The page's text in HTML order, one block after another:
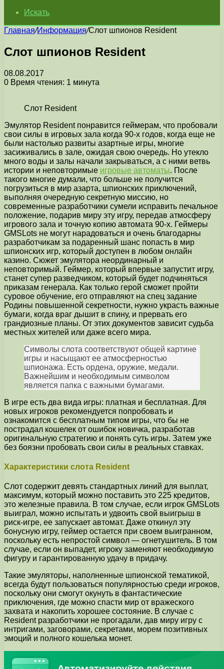
Искать
Главная/Информация/Слот шпионов Resident
Слот шпионов Resident
08.08.2017
0 Время чтения: 1 минута
Слот Resident
Эмулятор Resident понравится геймерам, что пробовали
свои силы в игровых зала когда 90-х годов, когда еще не
были настолько развиты азартные игры, многие
засиживались в зале, ожидая свою очередь. Но утекло
много воды и залы начали закрываться, а с ними ветвь
истории и неповторимые игровые автоматы. После
такого многие думали, что больше не получится
погрузиться в мир азарта, шпионских приключений,
выполняя очередную секретную миссию, но
современные разработчики сумели исправить печальное
положение, подарив миру эту игру, передав атмосферу
игрового зала и точную копию автомата 90-х. Геймеры
GMSLots не могут нарадоваться и очень благодарны
разработчикам за подаренный шанс попасть в мир
шпионских игр, который доступен в любом онлайн
казино. Сюжет эмулятора неординарный и
неповторимый. Геймер, который впервые запустит игру,
станет супер разведчиком, который будет подчиняться
приказам генерала. Как только герой сможет пройти
суровое обучение, его отправляют на спец задание
Родины повышенной секретности, нужно украсть важные
бумаги, когда враг дышит в спину, и прервать его
грандиозные планы. От этих документов зависит судьба
местных жителей или даже всего мира.
Символы слота соответствуют общей картине
игры и насыщают ее атмосферностью
шпионажа. Есть ордена, оружие, медали.
Важнейшим и необходимым символом
является папка с важными бумагами.
В игре есть два вида игры: платная и бесплатная. Для
новых игроков рекомендуется попробовать и
ознакомится с бесплатным типом игры, что бы не
пострадал кошелек от ошибок новичка, разработав
оригинальную стратегию и понять суть игры. Затем уже
без боязни пробовать свои силы в реальных ставках.
Характеристики слота Resident
Слот содержит девять стандартных линий для выплат,
максимум, который можно поставить это 225 кредитов,
это железные правила. В том случае, если игрок GMSLots
выиграл, можно испытать и удвоить свой выигрыш в
риск-игре, ее запускает автомат. Даже откинул эту
бонусную игру, геймер остается при своем выигранном,
поскольку есть непростой символ — огнетушитель. В том
случае, если он выпадет, игроку заменяют необходимую
фигуру и гарантированную удачу в придачу.
Такие эмуляторы, наполненные шпионской тематикой,
всегда будут пользоваться популярностью среди игроков,
поскольку они смогут окунуть в фантастические
приключения, где можно спасти мир от вражеского
захвата и накопить хорошее состояние. В случае с
Resident разработчики не прогадали, дав миру игру с
интригами, заговорами, секретами, морем позитивных
эмоций и полного кошелька монет.